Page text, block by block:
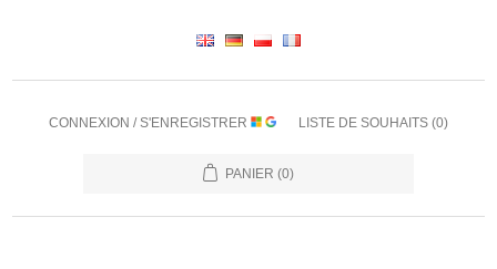
CONNEXION / S'ENREGISTRER LISTE DE SOUHAITS (0)
PANIER (0)